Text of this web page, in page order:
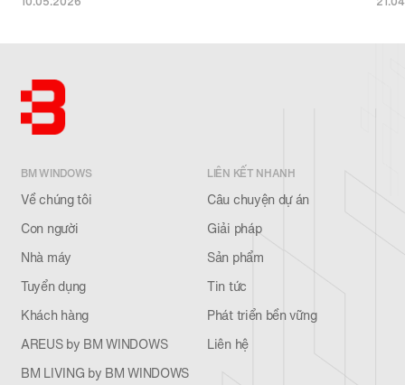
BM WINDOWS
Về chúng tôi
Con người
Nhà máy
Tuyển dụng
Khách hàng
AREUS by BM WINDOWS
BM LIVING by BM WINDOWS
LIÊN KẾT NHANH
Câu chuyện dự án
Giải pháp
Sản phẩm
Tin tức
Phát triển bền vững
Liên hệ